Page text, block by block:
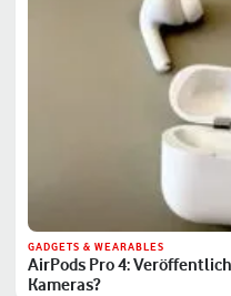
GADGETS & WEARABLES
AirPods Pro 4:
Kameras?